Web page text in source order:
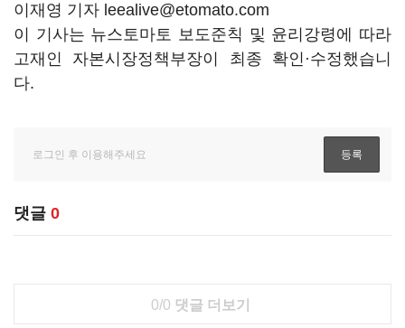
이재영 기자 leealive@etomato.com
이 기사는 뉴스토마토 보도준칙 및 윤리강령에 따라
고재인 자본시장정책부장이 최종 확인·수정했습니
다.
댓글 0
0/0 댓글 더보기